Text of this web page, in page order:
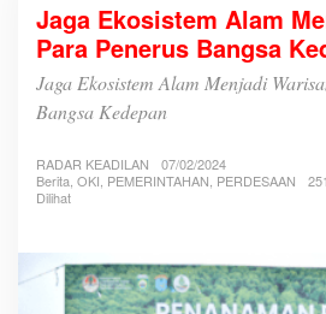
g
a
E
k
o
s
s
t
A
l
a
Jaga Ekosistem Alam
Para Penerus Bangsa
Jaga Ekosistem Alam Menjadi
Bangsa Kedepan
RADAR KEADILAN
07/02/2024
Berita, OKI, PEMERINTAHAN, PERDESAAN
251
Dilihat